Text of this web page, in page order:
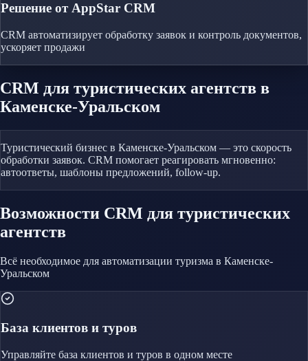
Решение от AppStar CRM
CRM автоматизирует обработку заявок и контроль документов,
ускоряет продажи
CRM для туристических агентств в
Каменске-Уральском
Туристический бизнес в Каменске-Уральском — это скорость
обработки заявок. CRM помогает реагировать мгновенно:
автоответы, шаблоны предложений, follow-up.
Возможности CRM для туристических
агентств
Всё необходимое для автоматизации туризма в Каменске-
Уральском
База клиентов и туров
Управляйте база клиентов и туров в одном месте